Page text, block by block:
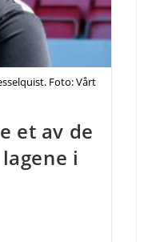
Foto: Vårt
et av de
i